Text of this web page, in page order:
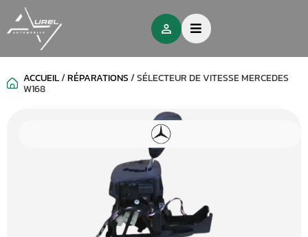
ACCUEIL/RÉPARATIONS/SÉLECTEUR DE VITESSE MERCEDES
W168